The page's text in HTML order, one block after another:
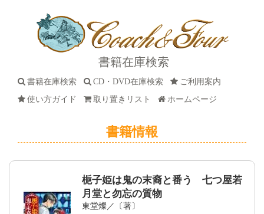
書籍在庫検索
書籍在庫検索 CD・DVD在庫検索
ご利用案内
使い方ガイド
取り置きリスト ホームページ
書籍情報
梔子姫は鬼の末裔と番う 七つ屋若
月堂と勿忘の質物
東堂燦／〔著〕